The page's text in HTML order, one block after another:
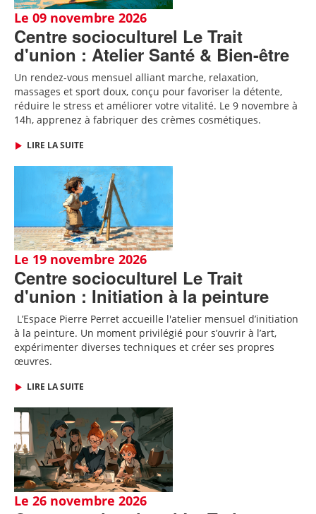
Le 09 novembre 2026
Centre socioculturel Le Trait
d'union : Atelier Santé & Bien-être
Un rendez-vous mensuel alliant marche, relaxation,
massages et sport doux, conçu pour favoriser la détente,
réduire le stress et améliorer votre vitalité. Le 9 novembre à
14h, apprenez à fabriquer des crèmes cosmétiques.
LIRE LA SUITE
Le 19 novembre 2026
Centre socioculturel Le Trait
d'union : Initiation à la peinture
L’Espace Pierre Perret accueille l'atelier mensuel d’initiation
à la peinture. Un moment privilégié pour s’ouvrir à l’art,
expérimenter diverses techniques et créer ses propres
œuvres.
LIRE LA SUITE
Le 26 novembre 2026